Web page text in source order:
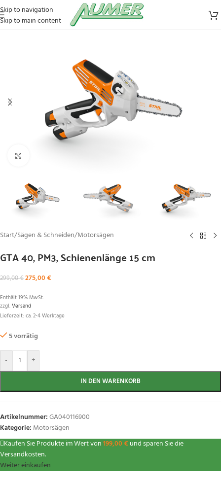
Skip to navigation
Skip to main content
Start/Sägen & Schneiden/Motorsägen
GTA 40, PM3, Schienenlänge 15 cm
299,00€275,00€
Enthält 19% MwSt.
zzgl.Versand
Lieferzeit: ca. 2-4 Werktage
5 vorrätig
- +
IN DEN WARENKORB
Artikelnummer:GA040116900
Kategorie: Motorsägen
Kaufen Sie Produkte im Wert von199,00€ und sparen Sie die
Versandkosten.
Weiter einkaufen